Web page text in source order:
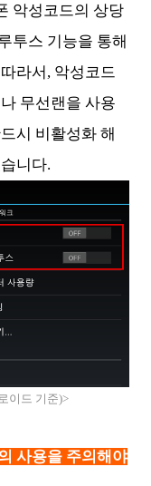
악성코드의 상당
투스 기능을 통해
라서, 악성코드
무선랜을 사용
시 비활성화 해
니다.
이드 기준)>
사용을 주의해야